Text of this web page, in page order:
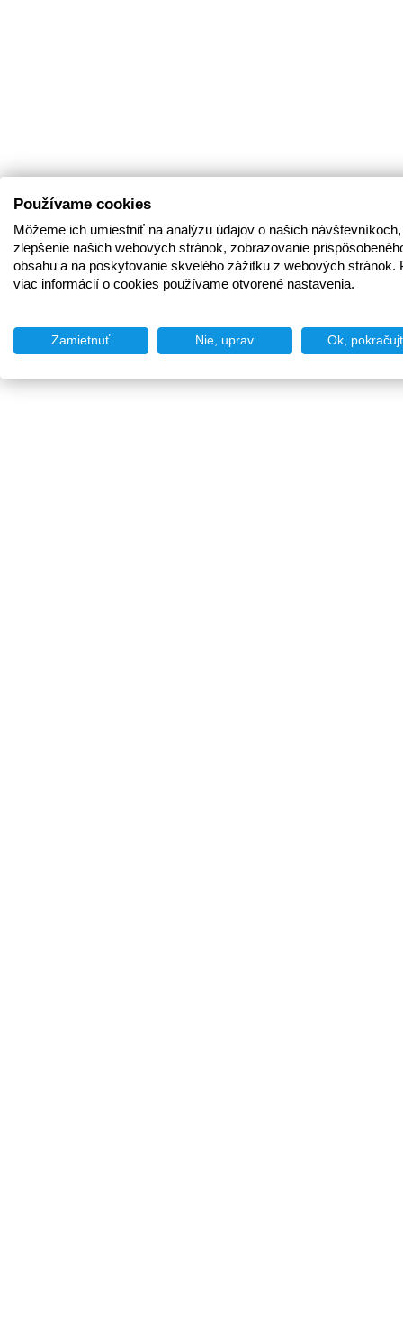
Používame cookies
Môžeme ich umiestniť na analýzu údajov o našich
zlepšenie našich webových stránok, zobrazovanie
obsahu a na poskytovanie skvelého zážitku z webových stránok.
viac informácií o cookies používame otvorené nastavenia.
Zamietnuť Nie, uprav Ok,